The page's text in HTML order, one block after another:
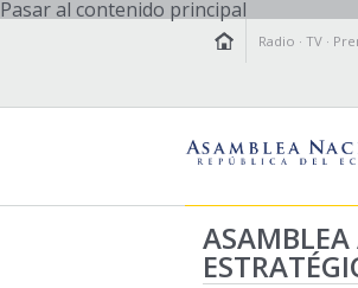
Pasar al contenido principal
Radio ·TV ·
ASAMBLEA